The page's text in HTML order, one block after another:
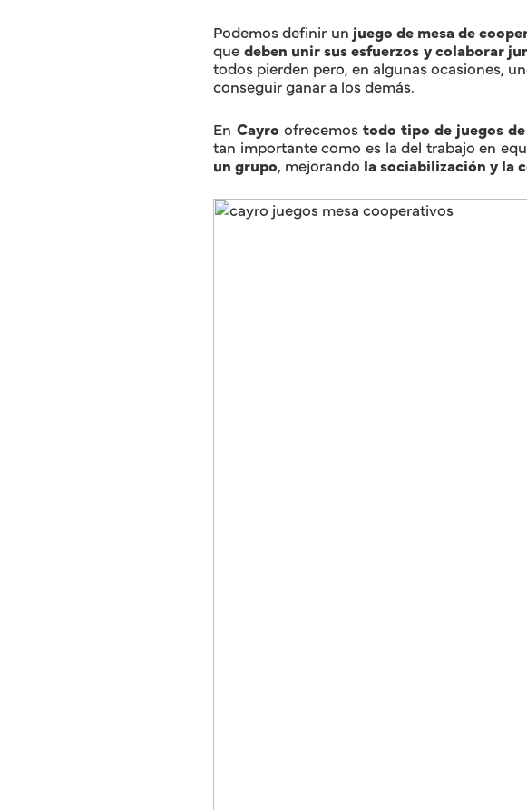
Podemos definir un juego de mesa de
que deben unir sus esfuerzos y colaborar
todos pierden pero, en algunas ocasiones,
conseguir ganar a los demás.
En Cayro ofrecemos todo tipo de juegos
tan importante como es la del trabajo en
un grupo, mejorando la sociabilización y la